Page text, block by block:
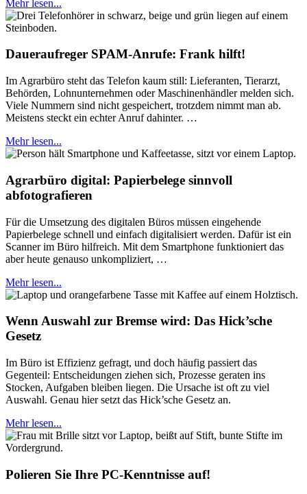
Mehr lesen...
Daueraufreger SPAM-Anrufe: Frank hilft!
Im Agrarbüro steht das Telefon kaum still: Lieferanten, Tierarzt,
Behörden, Lohnunternehmen oder Maschinenhändler melden sich.
Viele Nummern sind nicht gespeichert, trotzdem nimmt man ab.
Meistens steckt ein echter Anruf dahinter. …
Mehr lesen...
Agrarbüro digital: Papierbelege sinnvoll
abfotografieren
Für die Umsetzung des digitalen Büros müssen eingehende
Papierbelege schnell und einfach digitalisiert werden. Dafür ist ein
Scanner im Büro hilfreich. Mit dem Smartphone funktioniert das
aber heute genauso unkompliziert, …
Mehr lesen...
Wenn Auswahl zur Bremse wird: Das Hick’sche
Gesetz
Im Büro ist Effizienz gefragt, und doch häufig passiert das
Gegenteil: Entscheidungen ziehen sich, Prozesse geraten ins
Stocken, Aufgaben bleiben liegen. Die Ursache ist oft zu viel
Auswahl. Genau hier setzt das Hick’sche Gesetz an.
Mehr lesen...
Polieren Sie Ihre PC-Kenntnisse auf!